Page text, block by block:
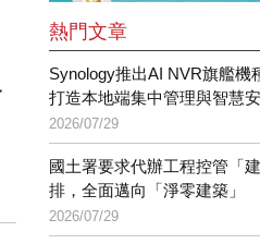
熱門文章
Synology推出AI NVR旗艦機
打造本地端集中管理與智慧
2026/07/29
國土署要求代辦工程控管「
排，全面邁向「淨零建築」
2026/07/29